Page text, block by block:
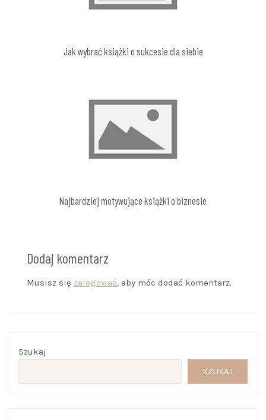
Jak wybrać książki o sukcesie dla siebie
Najbardziej motywujące książki o biznesie
Dodaj komentarz
Musisz się zalogować , aby móc dodać komentarz.
Szukaj
SZUKAJ